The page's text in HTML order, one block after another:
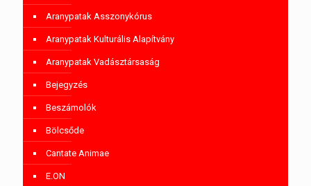
Aranypatak Asszonykórus
Aranypatak Kulturális Alapítvány
Aranypatak Vadásztársaság
Bejegyzés
Beszámolók
Bölcsőde
Cantate Animae
E.ON